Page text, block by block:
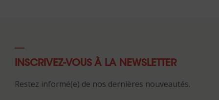
INSCRIVEZ-VOUS À LA NEWSLETTER
Restez informé(e) de nos dernières nouveautés.